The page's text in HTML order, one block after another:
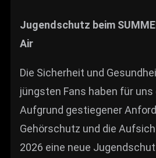
ONLINE
Rückblicke
Galerien
Jugendschutz beim
Air
Die Sicherheit und
jüngsten Fans haben für
Aufgrund gestiegener
Gehörschutz und die
2026 eine neue